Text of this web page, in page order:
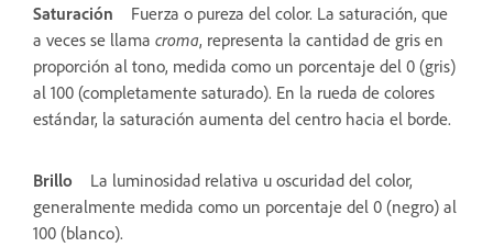
Saturación
Fuerza o pureza del color. La saturación, que
a veces se llama croma, representa la cantidad de gris en
proporción al tono, medida como un porcentaje del 0 (gris)
al 100 (completamente saturado). En la rueda de colores
estándar, la saturación aumenta del centro hacia el borde.
Brillo
La luminosidad relativa u oscuridad del color,
generalmente medida como un porcentaje del 0 (negro) al
100 (blanco).